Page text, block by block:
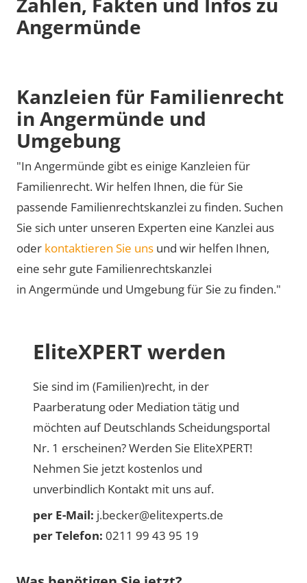
Angermünde
Kanzleien für Familienrecht
in Angermünde und
Umgebung
"In Angermünde gibt es einige Kanzleien für
Familienrecht. Wir helfen Ihnen, die für Sie
passende Familienrechtskanzlei zu finden. Suchen
Sie sich unter unseren Experten eine Kanzlei aus
oder kontaktieren Sie uns und wir helfen Ihnen,
eine sehr gute Familienrechtskanzlei
in Angermünde und Umgebung für Sie zu finden."
EliteXPERT werden
Sie sind im (Familien)recht, in der
Paarberatung oder Mediation tätig und
möchten auf Deutschlands Scheidungsportal
Nr. 1 erscheinen? Werden Sie EliteXPERT!
Nehmen Sie jetzt kostenlos und
unverbindlich Kontakt mit uns auf.
per E-Mail: j.becker@elitexperts.de
per Telefon: 0211 99 43 95 19